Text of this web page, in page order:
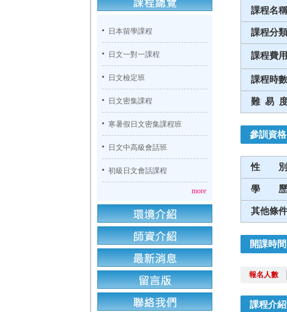
日本留學課程
日文一對一課程
日文檢定班
日文密集課程
寒暑假日文密集課程班
日文中高級會話班
初級日文會話課程
more
課程名稱
課程分類
課程費用
課程時數
難 易
參訓資格
性 別
學 歷
其他條件
開課時間
報名人數
課程介紹